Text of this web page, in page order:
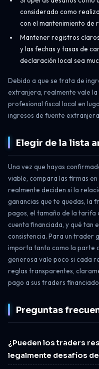
considerado como
con el mantenimiento de
Mantener registros
y las fechas y tasas de
declaración local sea
Debido a que se trata de
extranjera, realmente vale la
profesional fiscal local en
ingresos de fuente
Elegir de la lista
Una vez que hayas
viable, compara las firmas
realmente deciden si la
ganancias que te quedas, la
pagos, el tamaño de la tarifa
cuenta financiada, y qué tan
consistencia. Para un trader
importa tanto como la parte
generosa vale poco si cada
reglas transparentes,
pago a sus traders
Preguntas
¿Pueden los traders
legalmente desafíos